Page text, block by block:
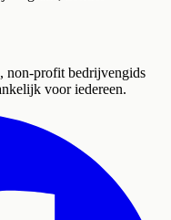
non-profit bedrijvengids
voor iedereen.